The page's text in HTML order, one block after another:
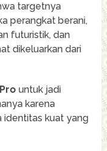
targetnya
perangkat berani,
futuristik, dan
dikeluarkan dari
untuk jadi
karena
identitas kuat yang